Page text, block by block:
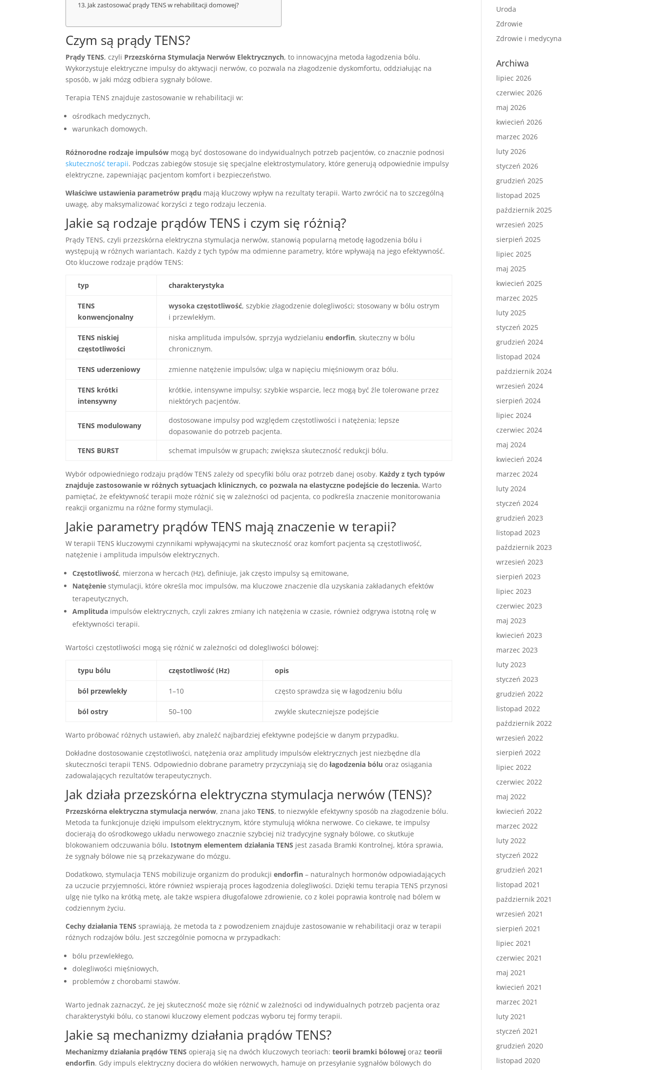
Jak zastosować prądy TENS w rehabilitacji domowej?
Czym są prądy TENS?
Prądy TENS, czyli Przezskórna Stymulacja Nerwów Elektrycznych, to innowacyjna metoda łagodzenia bólu.
Wykorzystuje elektryczne impulsy do aktywacji nerwów, co pozwala na złagodzenie dyskomfortu, oddziałując na
sposób, w jaki mózg odbiera sygnały bólowe.
Terapia TENS znajduje zastosowanie w rehabilitacji w:
ośrodkach medycznych,
warunkach domowych.
Różnorodne rodzaje impulsów mogą być dostosowane do indywidualnych potrzeb pacjentów, co znacznie podnosi
skuteczność terapii. Podczas zabiegów stosuje się specjalne elektrostymulatory, które generują odpowiednie impulsy
elektryczne, zapewniając pacjentom komfort i bezpieczeństwo.
Właściwe ustawienia parametrów prądu mają kluczowy wpływ na rezultaty terapii. Warto zwrócić na to szczególną
uwagę, aby maksymalizować korzyści z tego rodzaju leczenia.
Jakie są rodzaje prądów TENS i czym się różnią?
Prądy TENS, czyli przezskórna elektryczna stymulacja nerwów, stanowią popularną metodę łagodzenia bólu i
występują w różnych wariantach. Każdy z tych typów ma odmienne parametry, które wpływają na jego efektywność.
Oto kluczowe rodzaje prądów TENS:
typ charakterystyka
TENS
konwencjonalny
wysoka częstotliwość, szybkie złagodzenie dolegliwości; stosowany w bólu ostrym
i przewlekłym.
TENS niskiej
częstotliwości
niska amplituda impulsów, sprzyja wydzielaniuendorfin, skuteczny w bólu
chronicznym.
TENS uderzeniowy zmienne natężenie impulsów; ulga w napięciu mięśniowym oraz bólu.
TENS krótki
intensywny
krótkie, intensywne impulsy; szybkie wsparcie, lecz mogą być źle tolerowane przez
niektórych pacjentów.
TENS modulowany
dostosowane impulsy pod względem częstotliwości i natężenia; lepsze
dopasowanie do potrzeb pacjenta.
TENS BURST schemat impulsów w grupach; zwiększa skuteczność redukcji bólu.
Wybór odpowiedniego rodzaju prądów TENS zależy od specyfiki bólu oraz potrzeb danej osoby. Każdy z tych typów
znajduje zastosowanie w różnych sytuacjach klinicznych, co pozwala na elastyczne podejście do leczenia. Warto
pamiętać, że efektywność terapii może różnić się w zależności od pacjenta, co podkreśla znaczenie monitorowania
reakcji organizmu na różne formy stymulacji.
Jakie parametry prądów TENS mają znaczenie w terapii?
W terapii TENS kluczowymi czynnikami wpływającymi na skuteczność oraz komfort pacjenta są częstotliwość,
natężenie i amplituda impulsów elektrycznych.
Częstotliwość, mierzona w hercach (Hz), definiuje, jak często impulsy są emitowane,
Natężenie stymulacji, które określa moc impulsów, ma kluczowe znaczenie dla uzyskania zakładanych efektów
terapeutycznych,
Amplituda impulsów elektrycznych, czyli zakres zmiany ich natężenia w czasie, również odgrywa istotną rolę w
efektywności terapii.
Wartości częstotliwości mogą się różnić w zależności od dolegliwości bólowej:
typu bólu częstotliwość (Hz) opis
ból przewlekły 1–10 często sprawdza się w łagodzeniu bólu
ból ostry 50–100 zwykle skuteczniejsze podejście
Warto próbować różnych ustawień, aby znaleźć najbardziej efektywne podejście w danym przypadku.
Dokładne dostosowanie częstotliwości, natężenia oraz amplitudy impulsów elektrycznych jest niezbędne dla
skuteczności terapii TENS. Odpowiednio dobrane parametry przyczyniają się dołagodzenia bólu oraz osiągania
zadowalających rezultatów terapeutycznych.
Jak działa przezskórna elektryczna stymulacja nerwów (TENS)?
Przezskórna elektryczna stymulacja nerwów, znana jakoTENS, to niezwykle efektywny sposób na złagodzenie bólu.
Metoda ta funkcjonuje dzięki impulsom elektrycznym, które stymulują włókna nerwowe. Co ciekawe, te impulsy
docierają do ośrodkowego układu nerwowego znacznie szybciej niż tradycyjne sygnały bólowe, co skutkuje
blokowaniem odczuwania bólu. Istotnym elementem działania TENS jest zasada Bramki Kontrolnej, która sprawia,
że sygnały bólowe nie są przekazywane do mózgu.
Dodatkowo, stymulacja TENS mobilizuje organizm do produkcjiendorfin – naturalnych hormonów odpowiadających
za uczucie przyjemności, które również wspierają proces łagodzenia dolegliwości. Dzięki temu terapia TENS przynosi
ulgę nie tylko na krótką metę, ale także wspiera długofalowe zdrowienie, co z kolei poprawia kontrolę nad bólem w
codziennym życiu.
Cechy działania TENS sprawiają, że metoda ta z powodzeniem znajduje zastosowanie w rehabilitacji oraz w terapii
różnych rodzajów bólu. Jest szczególnie pomocna w przypadkach:
bólu przewlekłego,
dolegliwości mięśniowych,
problemów z chorobami stawów.
Warto jednak zaznaczyć, że jej skuteczność może się różnić w zależności od indywidualnych potrzeb pacjenta oraz
charakterystyki bólu, co stanowi kluczowy element podczas wyboru tej formy terapii.
Jakie są mechanizmy działania prądów TENS?
Mechanizmy działania prądów TENS opierają się na dwóch kluczowych teoriach:teorii bramki bólowej orazteorii
endorfin. Gdy impuls elektryczny dociera do włókien nerwowych, hamuje on przesyłanie sygnałów bólowych do
Uroda
Zdrowie
Zdrowie i medycyna
Archiwa
lipiec 2026
czerwiec 2026
maj 2026
kwiecień 2026
marzec 2026
luty 2026
styczeń 2026
grudzień 2025
listopad 2025
październik 2025
wrzesień 2025
sierpień 2025
lipiec 2025
maj 2025
kwiecień 2025
marzec 2025
luty 2025
styczeń 2025
grudzień 2024
listopad 2024
październik 2024
wrzesień 2024
sierpień 2024
lipiec 2024
czerwiec 2024
maj 2024
kwiecień 2024
marzec 2024
luty 2024
styczeń 2024
grudzień 2023
listopad 2023
październik 2023
wrzesień 2023
sierpień 2023
lipiec 2023
czerwiec 2023
maj 2023
kwiecień 2023
marzec 2023
luty 2023
styczeń 2023
grudzień 2022
listopad 2022
październik 2022
wrzesień 2022
sierpień 2022
lipiec 2022
czerwiec 2022
maj 2022
kwiecień 2022
marzec 2022
luty 2022
styczeń 2022
grudzień 2021
listopad 2021
październik 2021
wrzesień 2021
sierpień 2021
lipiec 2021
czerwiec 2021
maj 2021
kwiecień 2021
marzec 2021
luty 2021
styczeń 2021
grudzień 2020
listopad 2020